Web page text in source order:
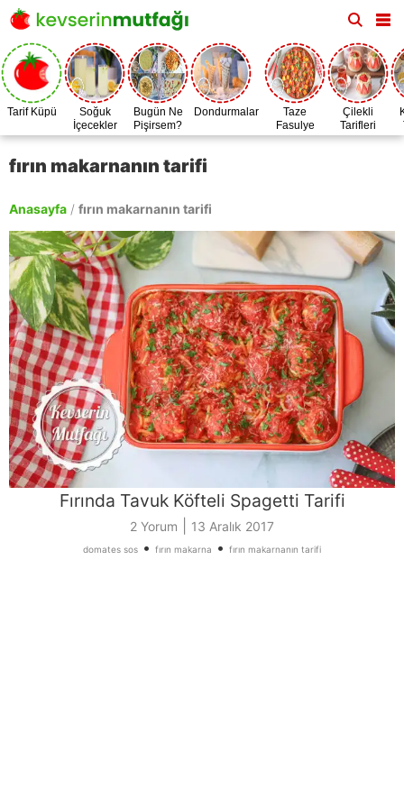
Tarif Küpü
Soğuk
İçecekler
Bugün Ne
Pişirsem?
Dondurmalar
Taze
Fasulye
Zamanı
Çilekli
Tarifleri
fırın makarnanın tarifi
Anasayfa / fırın makarnanın tarifi
Fırında Tavuk Köfteli Spagetti Tarifi
2 Yorum 13 Aralık 2017
domates sos • fırın makarna • fırın makarnanın tarifi